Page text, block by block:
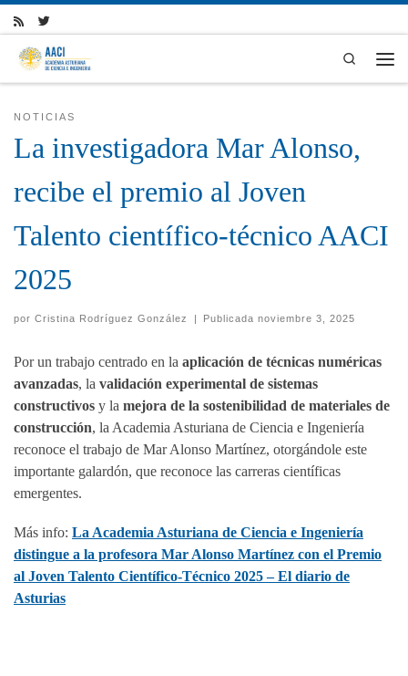
Skip to content
Search
NOTICIAS
La investigadora Mar Alonso,
recibe el premio al Joven
Talento científico-técnico AACI
2025
por Cristina Rodríguez González | Publicadanoviembre 3, 2025
Por un trabajo centrado en la aplicación de técnicas numéricas
avanzadas, la validación experimental de sistemas
constructivos y la mejora de la sostenibilidad de materiales de
construcción, la Academia Asturiana de Ciencia e Ingeniería
reconoce el trabajo de Mar Alonso Martínez, otorgándole este
importante galardón, que reconoce las carreras científicas
emergentes.
Más info: La Academia Asturiana de Ciencia e Ingeniería
distingue a la profesora Mar Alonso Martínez con el Premio
al Joven Talento Científico-Técnico 2025 – El diario de
Asturias